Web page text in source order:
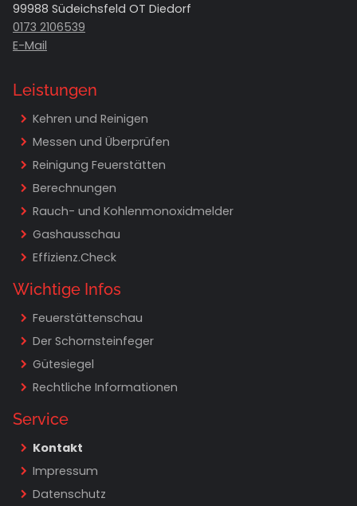
99988 Südeichsfeld OT Diedorf
0173 2106539
E-Mail
Leistungen
Navigation überspringen
Kehren und Reinigen
Messen und Überprüfen
Reinigung Feuerstätten
Berechnungen
Rauch- und Kohlenmonoxidmelder
Gashausschau
Effizienz.Check
Wichtige Infos
Navigation überspringen
Feuerstättenschau
Der Schornsteinfeger
Gütesiegel
Rechtliche Informationen
Service
Navigation überspringen
Kontakt
Impressum
Datenschutz